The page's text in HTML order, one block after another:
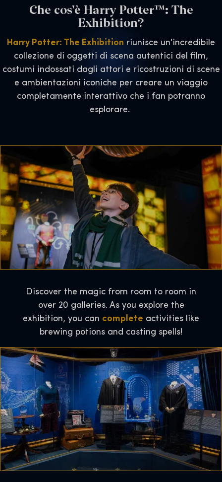
Che cos'è Harry Potter™: The
Exhibition?
Harry Potter: The Exhibition riunisce un'incredibile
collezione di oggetti di scena autentici del film,
costumi indossati dagli attori e ricostruzioni di scene
e ambientazioni iconiche per creare un viaggio
completamente interattivo che i fan potranno
esplorare.
Discover the magic from room to room in
over 20 galleries. As you explore the
exhibition, you can complete activities like
brewing potions and casting spells!